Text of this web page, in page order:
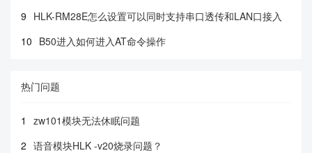
9 HLK-RM28E怎么设置可以同时支持串口透传和LAN口接入
10 B50进入如何进入AT命令操作
热门问题
1
zw101模块无法休眠问题
2 语音模块HLK -v20烧录问题？